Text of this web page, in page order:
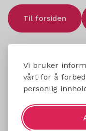
Vi bruker
vårt for å
personlig
Til forsiden